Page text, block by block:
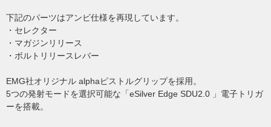
下記のパーツはアンビ仕様を再現しています。
・セレクター
・マガジンリリース
・ボルトリリースレバー
EMG社オリジナル alphaピストルグリップを採用。
5つの発射モードを選択可能な「eSilver Edge SDU2.0 」電子トリガ
ーを搭載。